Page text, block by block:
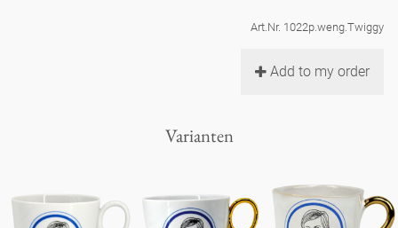
Espressotassen 'Glam'
Tiefe Teller - weiß
Ovale Teller 'de Luxe'
Lange Teller 'de Luxe'
Räucherstäbchenhalter
Besteck
Porzellanfiguren
Alices Schachspiel 'de Luxe'
noch mehr Figuren
Art.Nr. 1022p.weng.Twiggy
Add to my order
Varianten